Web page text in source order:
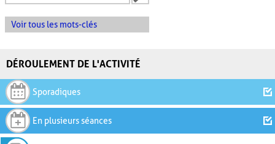
Voir tous les mots-clés
DÉROULEMENT DE L'ACTIVITÉ
Sporadiques
En plusieurs séances